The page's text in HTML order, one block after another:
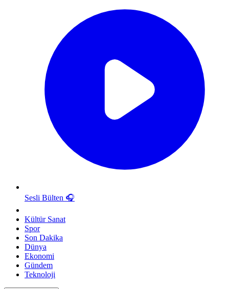
Sesli Bülten 🎧
Kültür Sanat
Spor
Son Dakika
Dünya
Ekonomi
Gündem
Teknoloji